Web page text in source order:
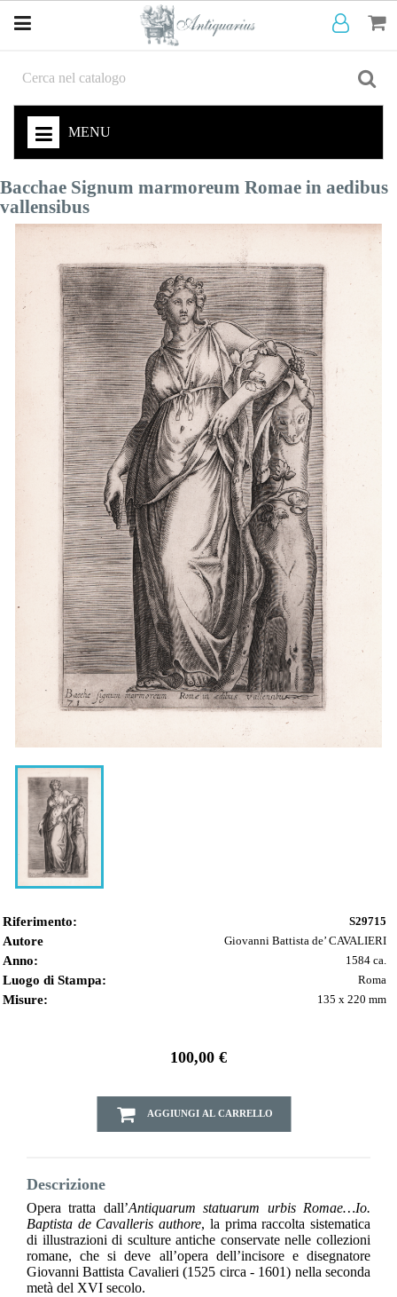
MENU
Bacchae Signum marmoreum Romae in aedibus
vallensibus
Riferimento: S29715
Autore Giovanni Battista de’ CAVALIERI
Anno: 1584 ca.
Luogo di Stampa: Roma
Misure: 135 x 220 mm
100,00 €
AGGIUNGI AL CARRELLO
Descrizione
Opera tratta dall’Antiquarum statuarum urbis Romae…Io.
Baptista de Cavalleris authore, la prima raccolta sistematica
di illustrazioni di sculture antiche conservate nelle collezioni
romane, che si deve all’opera dell’incisore e disegnatore
Giovanni Battista Cavalieri (1525 circa - 1601) nella seconda
metà del XVI secolo.